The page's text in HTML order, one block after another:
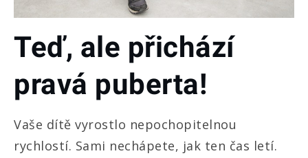
Teď, ale přichází
pravá puberta!
Vaše dítě vyrostlo nepochopitelnou
rychlostí. Sami nechápete, jak ten čas letí.